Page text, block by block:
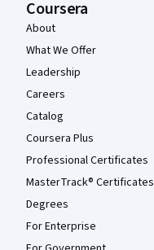
Coursera
About
What We Offer
Leadership
Careers
Catalog
Coursera Plus
Professional Certificates
MasterTrack® Certificates
Degrees
For Enterprise